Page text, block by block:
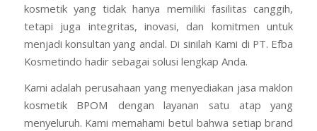
kosmetik yang tidak hanya memiliki fasilitas canggih,
tetapi juga integritas, inovasi, dan komitmen untuk
menjadi konsultan yang andal. Di sinilah Kami di PT. Efba
Kosmetindo hadir sebagai solusi lengkap Anda.
Kami adalah perusahaan yang menyediakan jasa maklon
kosmetik BPOM dengan layanan satu atap yang
menyeluruh. Kami memahami betul bahwa setiap brand